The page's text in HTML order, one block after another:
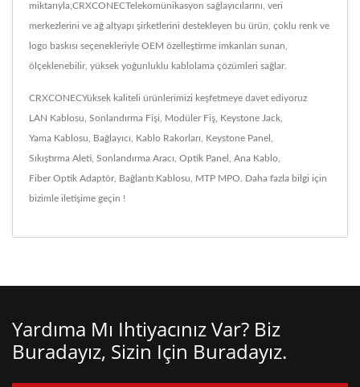
miktarıyla,CRXCONECTelekomünikasyon sağlayıcılarını, veri
merkezlerini ve ağ altyapı şirketlerini destekleyen bu ürün, çoklu renk ve
logo baskısı seçenekleriyle OEM özelleştirme imkanları sunan,
ölçeklenebilir, yüksek yoğunluklu kablolama çözümleri sağlar.
CRXCONECYüksek kaliteli ürünlerimizi keşfetmeye davet ediyoruz
LAN Kablosu, Sonlandırma Fişi, Modüler Fiş, Keystone Jack,
Yama Kablosu, Bağlayıcı, Kablo Rakorları, Keystone Panel ,
Sıkıştırma Aleti, Sonlandırma Aracı, Optik Panel , Ana Kablo,
Fiber Optik Adaptör, Bağlantı Kablosu, MTP MPO. Daha fazla bilgi için
bizimle iletişime geçin !
Yardıma Mı Ihtiyacınız Var? Biz
Buradayız, Sizin Için Buradayız.